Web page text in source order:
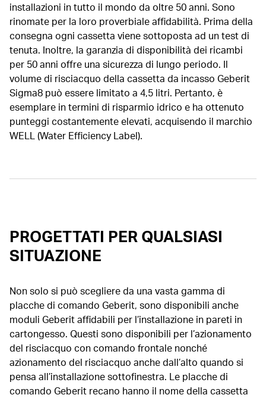
installazioni in tutto il mondo da oltre 50 anni. Sono
rinomate per la loro proverbiale affidabilità. Prima della
consegna ogni cassetta viene sottoposta ad un test di
tenuta. Inoltre, la garanzia di disponibilità dei ricambi
per 50 anni offre una sicurezza di lungo periodo. Il
volume di risciacquo della cassetta da incasso Geberit
Sigma8 può essere limitato a 4,5 litri. Pertanto, è
esemplare in termini di risparmio idrico e ha ottenuto
punteggi costantemente elevati, acquisendo il marchio
WELL (Water Efficiency Label).
PROGETTATI PER QUALSIASI
SITUAZIONE
Non solo si può scegliere da una vasta gamma di
placche di comando Geberit, sono disponibili anche
moduli Geberit affidabili per l’installazione in pareti in
cartongesso. Questi sono disponibili per l’azionamento
del risciacquo con comando frontale nonché
azionamento del risciacquo anche dall’alto quando si
pensa all’installazione sottofinestra. Le placche di
comando Geberit recano hanno il nome della cassetta